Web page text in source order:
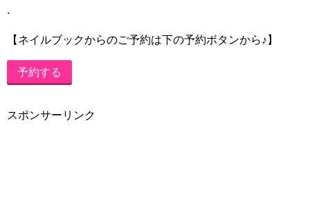
.
【ネイルブックからのご予約は下の予約ボタンから♪】
予約する
スポンサーリンク